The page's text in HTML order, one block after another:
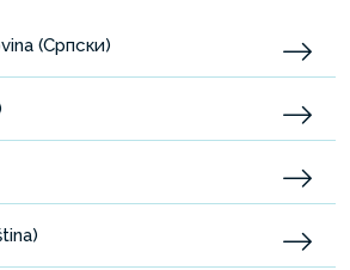
(Српски)